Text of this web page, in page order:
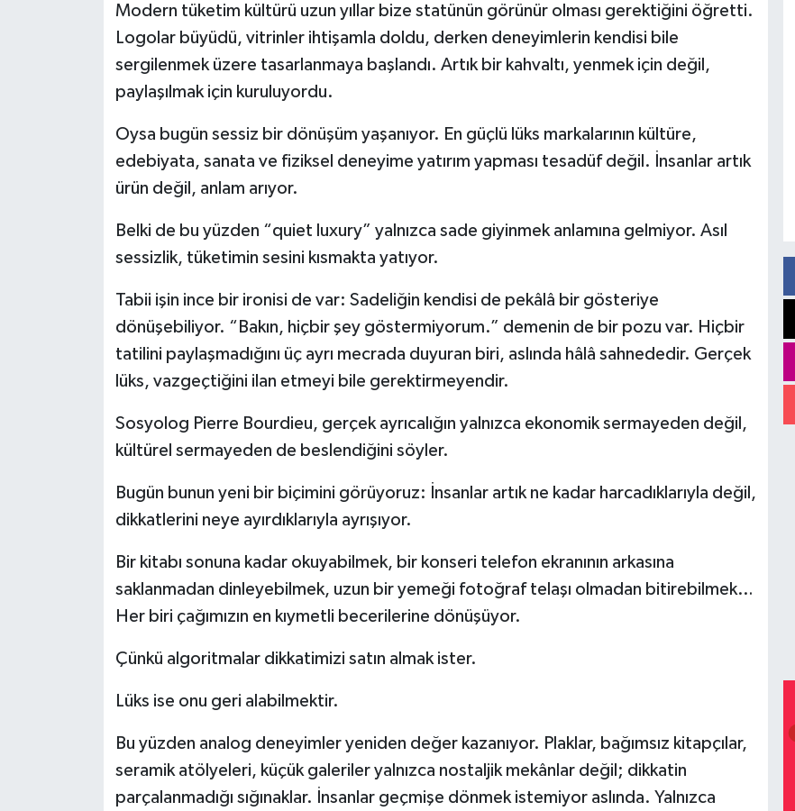
Modern tüketim kültürü uzun yıllar bize statünün görünür olması gerektiğini öğretti.
Logolar büyüdü, vitrinler ihtişamla doldu, derken deneyimlerin kendisi bile
sergilenmek üzere tasarlanmaya başlandı. Artık bir kahvaltı, yenmek için değil,
paylaşılmak için kuruluyordu.
Oysa bugün sessiz bir dönüşüm yaşanıyor. En güçlü lüks markalarının kültüre,
edebiyata, sanata ve fiziksel deneyime yatırım yapması tesadüf değil. İnsanlar artık
ürün değil, anlam arıyor.
Belki de bu yüzden “quiet luxury” yalnızca sade giyinmek anlamına gelmiyor. Asıl
sessizlik, tüketimin sesini kısmakta yatıyor.
Tabii işin ince bir ironisi de var: Sadeliğin kendisi de pekâlâ bir gösteriye
dönüşebiliyor. “Bakın, hiçbir şey göstermiyorum.” demenin de bir pozu var. Hiçbir
tatilini paylaşmadığını üç ayrı mecrada duyuran biri, aslında hâlâ sahnededir. Gerçek
lüks, vazgeçtiğini ilan etmeyi bile gerektirmeyendir.
Sosyolog Pierre Bourdieu, gerçek ayrıcalığın yalnızca ekonomik sermayeden değil,
kültürel sermayeden de beslendiğini söyler.
Bugün bunun yeni bir biçimini görüyoruz: İnsanlar artık ne kadar harcadıklarıyla değil,
dikkatlerini neye ayırdıklarıyla ayrışıyor.
Bir kitabı sonuna kadar okuyabilmek, bir konseri telefon ekranının arkasına
saklanmadan dinleyebilmek, uzun bir yemeği fotoğraf telaşı olmadan bitirebilmek…
Her biri çağımızın en kıymetli becerilerine dönüşüyor.
Çünkü algoritmalar dikkatimizi satın almak ister.
Lüks ise onu geri alabilmektir.
Bu yüzden analog deneyimler yeniden değer kazanıyor. Plaklar, bağımsız kitapçılar,
seramik atölyeleri, küçük galeriler yalnızca nostaljik mekânlar değil; dikkatin
parçalanmadığı sığınaklar. İnsanlar geçmişe dönmek istemiyor aslında. Yalnızca